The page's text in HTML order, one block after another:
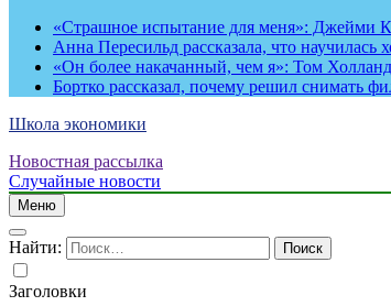
«Страшное испытание для меня»: Джейми
Анна Пересильд рассказала, что научилась
«Он более накачанный, чем я»: Том
Бортко рассказал, почему решил снимать
Школа экономики
Новостная рассылка
Случайные новости
Меню
Найти:
Заголовки